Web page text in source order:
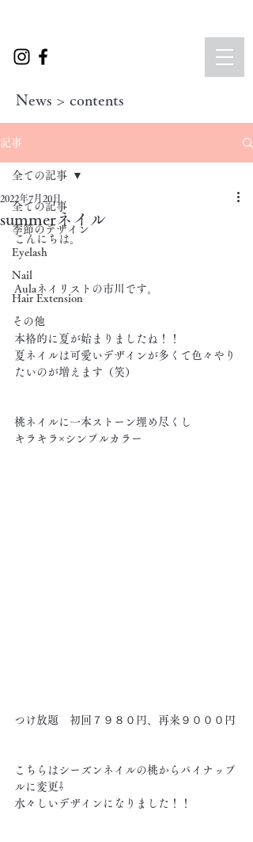
News > contents
記事
全ての記事
季節のデザイン
Eyelash
Nail
Hair Extension
その他
全ての記事
summerネイル
2022年7月20日
こんにちは。
Aulaネイリストの市川です。
本格的に夏が始まりましたね！！
夏ネイルは可愛いデザインが多くて色々やり
たいのが増えます（笑）
桃ネイルに一本ストーン埋め尽くし
キラキラ×シンプルカラー
つけ放題　初回７９８０円、再来９０００円
こちらはシーズンネイルの桃からパイナップ
ルに変更⇩
水々しいデザインになりました！！